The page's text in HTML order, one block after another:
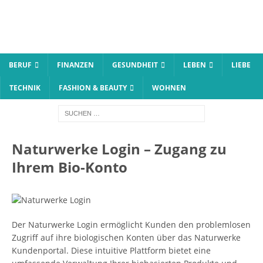
BERUF FINANZEN GESUNDHEIT LEBEN LIEBE
TECHNIK FASHION & BEAUTY WOHNEN
Naturwerke Login – Zugang zu
Ihrem Bio-Konto
Der Naturwerke Login ermöglicht Kunden den problemlosen
Zugriff auf ihre biologischen Konten über das Naturwerke
Kundenportal. Diese intuitive Plattform bietet eine